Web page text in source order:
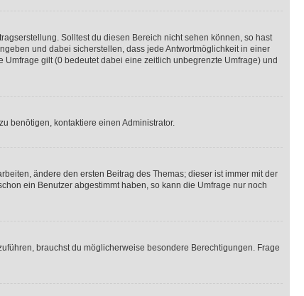
Solltest du diesen Bereich nicht sehen können, so hast
und dabei sicherstellen, dass jede Antwortmöglichkeit in einer
gilt (0 bedeutet dabei eine zeitlich unbegrenzte Umfrage) und
benötigen, kontaktiere einen Administrator.
ändere den ersten Beitrag des Themas; dieser ist immer mit der
ein Benutzer abgestimmt haben, so kann die Umfrage nur noch
brauchst du möglicherweise besondere Berechtigungen. Frage